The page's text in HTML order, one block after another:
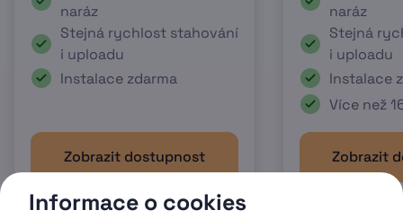
naráz
Stejná rychlost stahování
i uploadu
Instalace zdarma
Zobrazit dostupnost
naráz
Stejná
i uploadu
Instalace
Více než
Zobrazit
Informace o cookies